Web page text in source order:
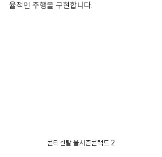
율적인 주행을 구현합니다.
콘티넨탈 올시즌콘택트 2